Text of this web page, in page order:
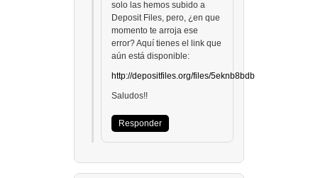
solo las hemos subido a
Deposit Files, pero, ¿en que
momento te arroja ese
error? Aquí tienes el link que
aún está disponible:
http://depositfiles.org/files/5eknb8bdb
Saludos!!
Responder